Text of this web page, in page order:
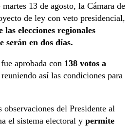
13 de agosto, la Cámara de
de ley con veto presidencial,
las elecciones regionales
serán en dos días.
aprobada con 138 votos a
así las condiciones para
observaciones del Presidente al
el sistema electoral y permite